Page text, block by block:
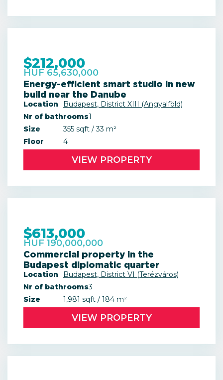
$212,000
HUF 65,630,000
Energy-efficient smart studio in new
build near the Danube
Location
Budapest, District XIII (Angyalföld)
Nr of bathrooms1
Size
355 sqft / 33 m²
Floor
4
VIEW PROPERTY
$613,000
HUF 190,000,000
Commercial property in the
Budapest diplomatic quarter
Location
Budapest, District VI (Terézváros)
Nr of bathrooms3
Size
1,981 sqft / 184 m²
VIEW PROPERTY